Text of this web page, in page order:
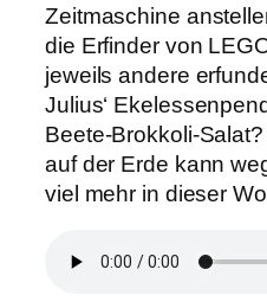
Zeitmaschine
die Erfinder von
jeweils andere
Julius‘
Beete-Brokkoli-
auf der Erde kann
viel mehr in dieser